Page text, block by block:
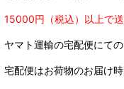
15000円（税込）以上で
ヤマト運輸の宅配便にて
宅配便はお荷物のお届け